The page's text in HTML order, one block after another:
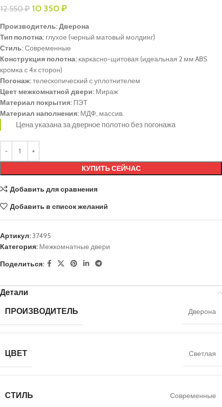
12 550₽ 10 350 ₽
Производитель: Дверона
Тип полотна: глухое (черный матовый молдинг)
Стиль:Современные
Конструкция полотна: каркасно-щитовая (идеальная 2 мм ABS
кромка с 4х сторон)
Погонаж:телескопический с уплотнителем
Цвет межкомнатной двери: Мираж
Материал покрытия: ПЭТ
Материал наполнения: МДФ, массив.
Цена указана за дверное полотно без погонажа
КУПИТЬ СЕЙЧАС
Добавить для сравнения
Добавить в список желаний
Артикул:37495
Категория: Межкомнатные двери
Поделиться:
Детали
ПРОИЗВОДИТЕЛЬ
Дверона
ЦВЕТ Светлая
СТИЛЬ Современные